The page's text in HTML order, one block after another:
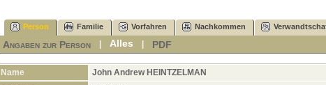
Person Familie Vorfahren Nachkommen
Angaben zur Person |Alles PDF
Name John Andrew HEINTZELMAN